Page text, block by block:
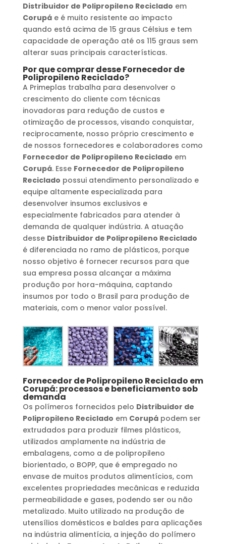
Distribuidor de Polipropileno Reciclado em
Corupáe é muito resistente ao impacto
quando está acima de 15 graus Célsius e tem
capacidade de operação até os 115 graus sem
alterar suas principais características.
Por que comprar desseFornecedor de
Polipropileno Reciclado?
A Primeplas trabalha para desenvolver o
crescimento do cliente com técnicas
inovadoras para redução de custos e
otimização de processos, visando conquistar,
reciprocamente, nosso próprio crescimento e
de nossos fornecedores e colaboradores como
Fornecedor de Polipropileno Reciclado em
Corupá. Esse Fornecedor de Polipropileno
Reciclado possui atendimento personalizado e
equipe altamente especializada para
desenvolver insumos exclusivos e
especialmente fabricados para atender à
demanda de qualquer indústria. A atuação
desse Distribuidor de Polipropileno Reciclado
é diferenciada no ramo de plásticos, porque
nosso objetivo é fornecer recursos para que
sua empresa possa alcançar a máxima
produção por hora-máquina, captando
insumos por todo o Brasil para produção de
materiais, com o menor valor possível.
Fornecedor de Polipropileno Reciclado em
Corupá: processos e beneficiamento sob
demanda
Os polímeros fornecidos pelo Distribuidor de
Polipropileno Reciclado em Corupápodem ser
extrudados para produzir filmes plásticos,
utilizados amplamente na indústria de
embalagens, como a de polipropileno
biorientado, o BOPP, que é empregado no
envase de muitos produtos alimentícios, com
excelentes propriedades mecânicas e reduzida
permeabilidade e gases, podendo ser ou não
metalizado. Muito utilizado na produção de
utensílios domésticos e baldes para aplicações
na indústria alimentícia, a injeção do polímero